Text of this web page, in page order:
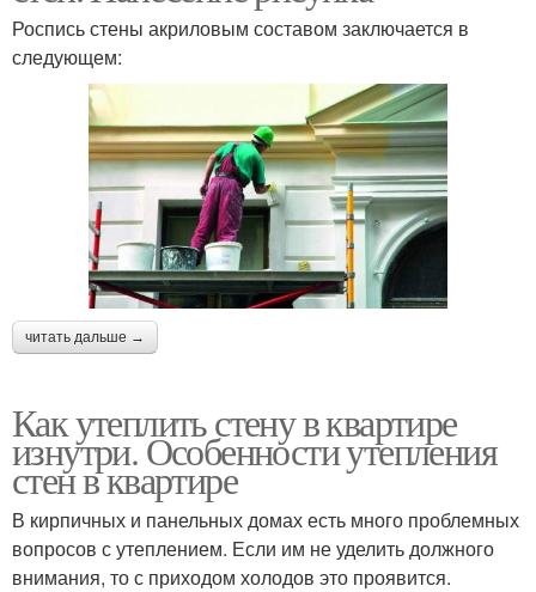
Роспись стены акриловым составом заключается в
следующем:
читать дальше →
Как утеплить стену в квартире
изнутри. Особенности утепления
стен в квартире
В кирпичных и панельных домах есть много проблемных
вопросов с утеплением. Если им не уделить должного
внимания, то с приходом холодов это проявится.